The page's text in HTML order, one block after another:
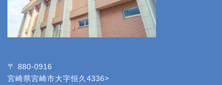
〒 880-0916
宮崎県宮崎市大字恒久4336>